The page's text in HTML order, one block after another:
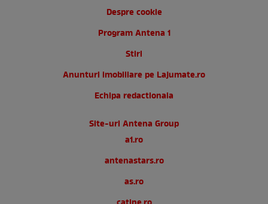
Despre cookie
Program Antena 1
Stiri
Anunturi imobiliare pe Lajumate.ro
Echipa redactionala
Site-uri Antena Group
a1.ro
antenastars.ro
as.ro